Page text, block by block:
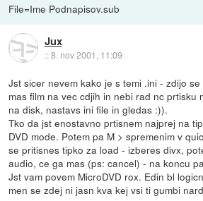
File=Ime Podnapisov.sub
Jux
::8. nov 2001, 11:09
Jst sicer nevem kako je s temi .ini - zdijo
mas film na vec cdjih in nebi rad nc prtisku
na disk, nastavs ini file in gledas :)).
Tko da jst enostavno prtisnem najprej na
DVD mode. Potem pa M > spremenim v
se pritisnes tipko za load - izberes divx,
audio, ce ga mas (ps: cancel) - na koncu
Jst vam povem MicroDVD rox. Edin bl
men se zdej ni jasn kva kej vsi ti gumbi